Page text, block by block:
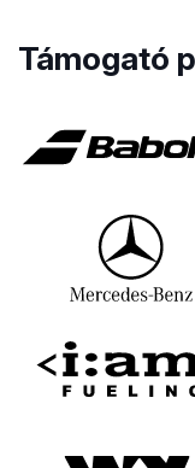
Támogató